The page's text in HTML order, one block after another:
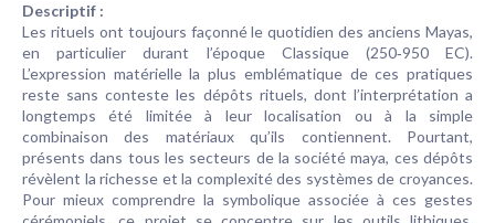
Descriptif :
Les rituels ont toujours façonné le quotidien des anciens Mayas,
en particulier durant l’époque Classique (250‑950 EC).
L’expression matérielle la plus emblématique de ces pratiques
reste sans conteste les dépôts rituels, dont l’interprétation a
longtemps été limitée à leur localisation ou à la simple
combinaison des matériaux qu’ils contiennent. Pourtant,
présents dans tous les secteurs de la société maya, ces dépôts
révèlent la richesse et la complexité des systèmes de croyances.
Pour mieux comprendre la symbolique associée à ces gestes